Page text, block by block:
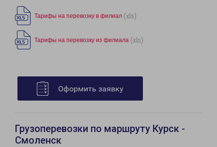
Тарифы на перевозку в филиал (xls)
Тарифы на перевозку из филиала (xls)
Оформить заявку
Грузоперевозки по маршруту Курск -
Смоленск